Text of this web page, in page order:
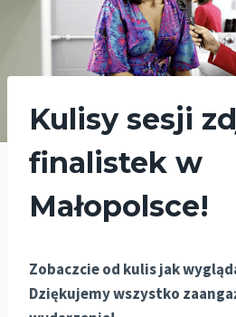
Kulisy sesji
finalistek w
Małopolsce!
Zobaczcie od kulis jak
Dziękujemy wszystko